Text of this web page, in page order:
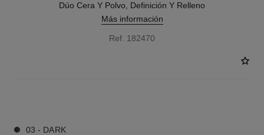
Dúo Cera Y Polvo, Definición Y Relleno
Más información
Ref. 182470
03 - DARK